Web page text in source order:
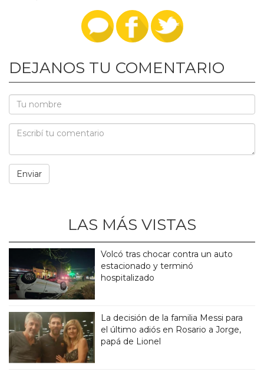
DEJANOS TU COMENTARIO
LAS MÁS VISTAS
Volcó tras chocar contra un auto
estacionado y terminó
hospitalizado
La decisión de la familia Messi para
el último adiós en Rosario a Jorge,
papá de Lionel